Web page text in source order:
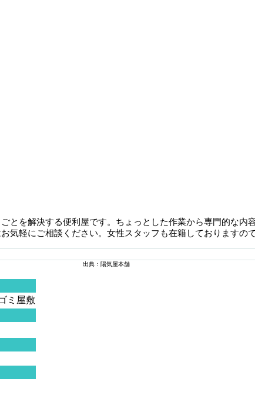
とを解決する便利屋です。ちょっとした作業から専門的な
気軽にご相談ください。女性スタッフも在籍しておりますの
出典：陽気屋本舗
ミ屋敷